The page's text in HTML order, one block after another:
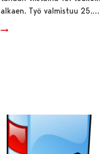
alkaen. Työ valmistuu 25.…